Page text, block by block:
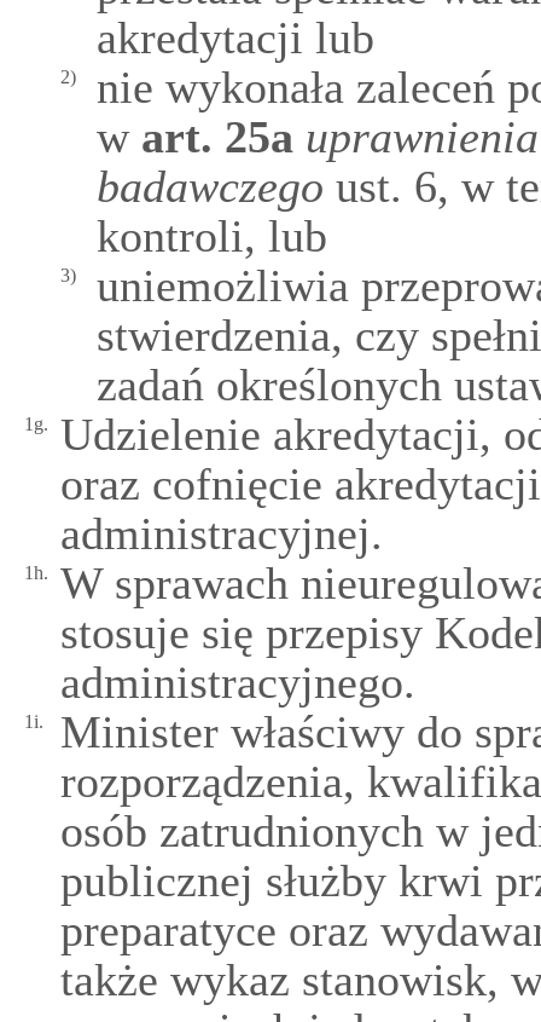
akredytacji lub
2)
nie wykonała zaleceń
wart. 25a
badawczego ust. 6, w
kontroli, lub
3)
uniemożliwia
stwierdzenia, czy
zadań określonych
1g.
Udzielenie akredytacji,
oraz cofnięcie
administracyjnej.
1h.
W sprawach
stosuje się przepisy
administracyjnego.
1i.
Minister właściwy do
rozporządzenia,
osób zatrudnionych w
publicznej służby krwi
preparatyce oraz
także wykaz stanowisk,